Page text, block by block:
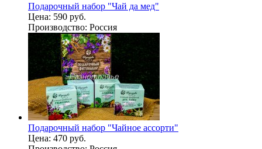
Подарочный набор "Чай да мед"
Цена: 590 руб.
Производство: Россия
Подарочный набор "Чайное ассорти"
Цена: 470 руб.